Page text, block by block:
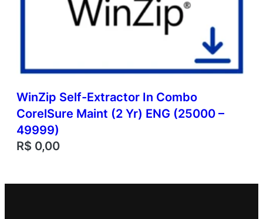
WinZip Self-Extractor In Combo
CorelSure Maint (2 Yr) ENG (25000 –
49999)
R$ 0,00